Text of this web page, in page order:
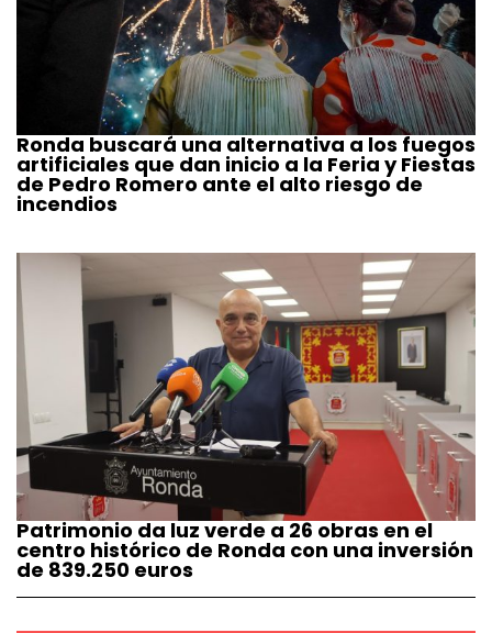
Ronda buscará una alternativa a los fuegos
artificiales que dan inicio a la Feria y Fiestas
de Pedro Romero ante el alto riesgo de
incendios
Patrimonio da luz verde a 26 obras en el
centro histórico de Ronda con una inversión
de 839.250 euros